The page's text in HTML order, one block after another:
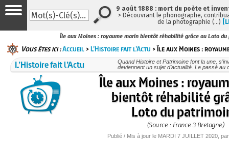
Île aux Moines : royaume marin bientôt réhabilité grâce au Loto du
Vous êtes ici :Accueil >L’Histoire fait l’Actu > Île aux Moines :
L’Histoire fait l’Actu
Quand Histoire et Patrimoine font la une,
deviennent un sujet d’actualité. Le passé au
Île aux Moines :
bientôt réhabilité
Loto du
(Source : France 3 Bretagne)
Publié / Mis à jour le MARDI 7 JUILLET 2020 ,
9 août 1888 : mort du poète et
> Découvrant le phonographe,
de la photographie (…)